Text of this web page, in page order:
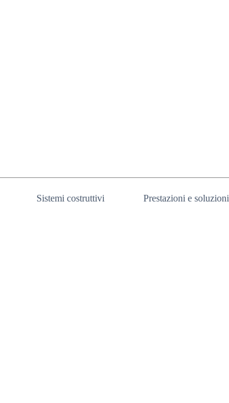
Sistemi costruttivi Prestazioni e soluzioni